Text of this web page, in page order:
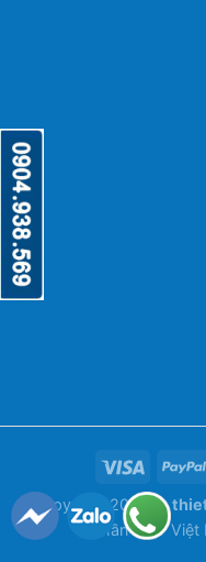
Copyright 2026 ©
phần ANY Việt